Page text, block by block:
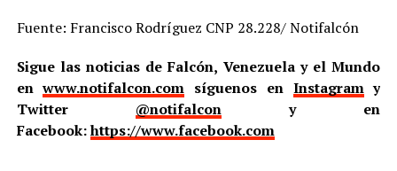
Fuente: Francisco Rodríguez CNP 28.228/ Notifalcón
Sigue las noticias de Falcón, Venezuela y el Mundo
enwww.notifalcon.com síguenos en Instagramy
Twitter @notifalcony en
Facebook:https://www.facebook.com